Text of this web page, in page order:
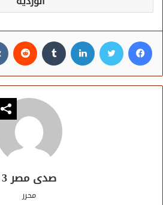
فيسبوك تويتر لينكدإن
صدى مصر 3
محرر